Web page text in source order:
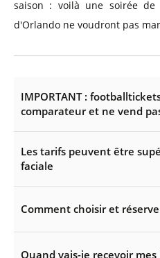
saison : voilà une soirée
d'Orlando ne voudront pas
IMPORTANT :
comparateur et ne vend
Les tarifs peuvent être
faciale
Comment choisir et
Quand vais-je recevoir mes